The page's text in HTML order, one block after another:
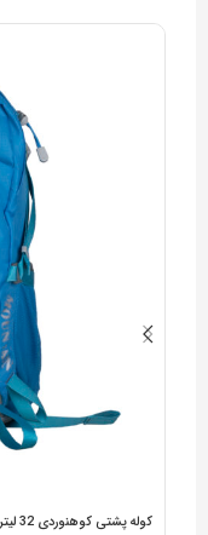
کوله پشتی کوهنوردی 32 لیتری پکینیو مدل pekynew C155